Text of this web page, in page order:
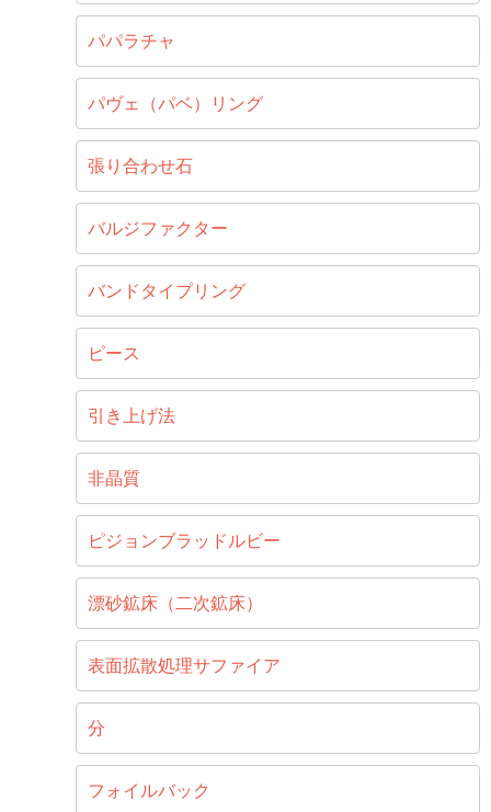
パパラチャ
パヴェ（パベ）リング
張り合わせ石
バルジファクター
バンドタイプリング
ピース
引き上げ法
非晶質
ピジョンブラッドルビー
漂砂鉱床（二次鉱床）
表面拡散処理サファイア
分
フォイルバック